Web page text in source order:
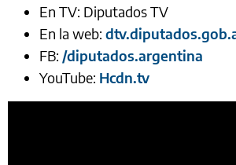
En TV: Diputados TV
En la web:
FB: /diputados.argentina
YouTube: Hcdn.tv